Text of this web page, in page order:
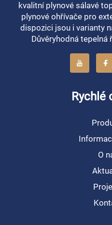
kvalitní plynové sálavé
plynové ohřívače pro
dispozici jsou i varianty
Důvěryhodná tepelná
Rychlé
O